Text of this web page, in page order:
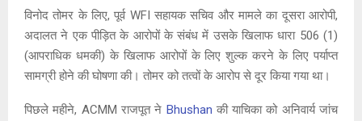
विनोद तोमर के लिए, पूर्व WFI सहायक सचिव और मामले का दूसरा आरोपी,
अदालत ने एक पीड़ित के आरोपों के संबंध में उसके खिलाफ धारा 506 (1)
(आपराधिक धमकी) के खिलाफ आरोपों के लिए शुल्क करने के लिए पर्याप्त
सामग्री होने की घोषणा की। तोमर को तत्वों के आरोप से दूर किया गया था।
पिछले महीने, ACMM राजपूत ने Bhushan की याचिका को अनिवार्य जांच